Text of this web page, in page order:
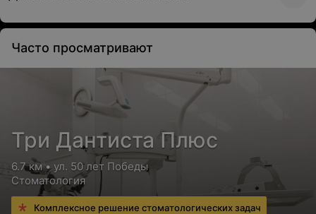
Часто просматривают
Три Дантиста Плюс
6.7 км • ул. 50 лет Победы
Стоматология
Комплексное решение стоматологических задач